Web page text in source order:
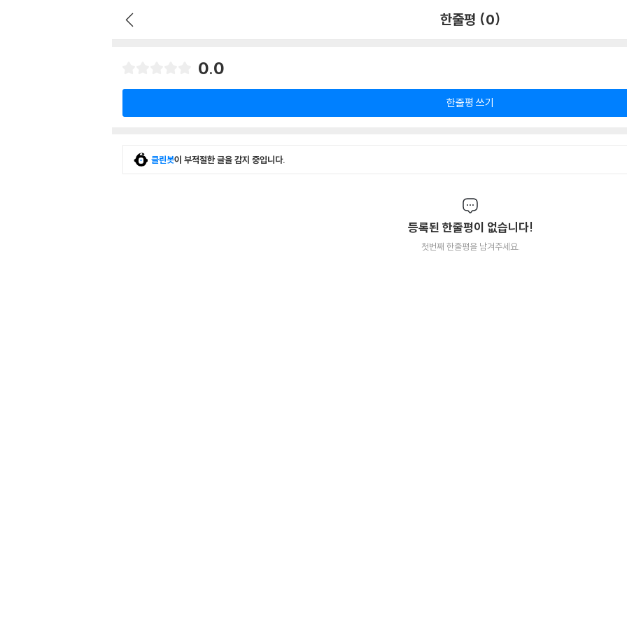
한줄평 (0)
0.0
한줄평 쓰기
클린봇이 부적절한 글을 감지 중입니다.
등록된 한줄평이 없습니다!
첫번째 한줄평을 남겨주세요.